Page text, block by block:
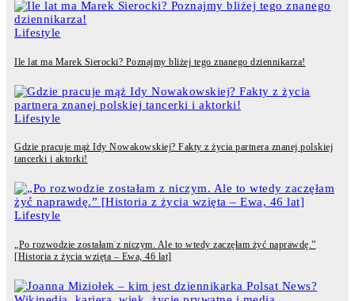
Lifestyle
Ile lat ma Marek Sierocki? Poznajmy bliżej tego znanego dziennikarza!
Lifestyle
Gdzie pracuje mąż Idy Nowakowskiej? Fakty z życia partnera znanej polskiej
tancerki i aktorki!
Lifestyle
„Po rozwodzie zostałam z niczym. Ale to wtedy zaczęłam żyć naprawdę.”
[Historia z życia wzięta – Ewa, 46 lat]